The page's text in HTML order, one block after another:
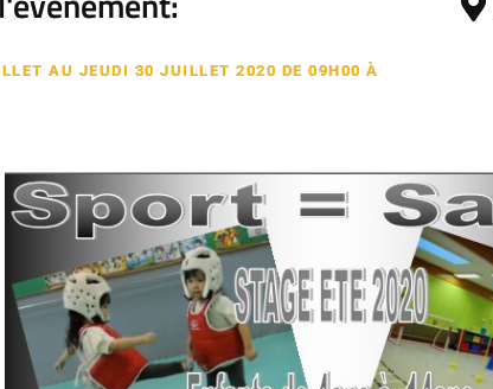
AU JEUDI 30 JUILLET 2020 DE 09H00 À